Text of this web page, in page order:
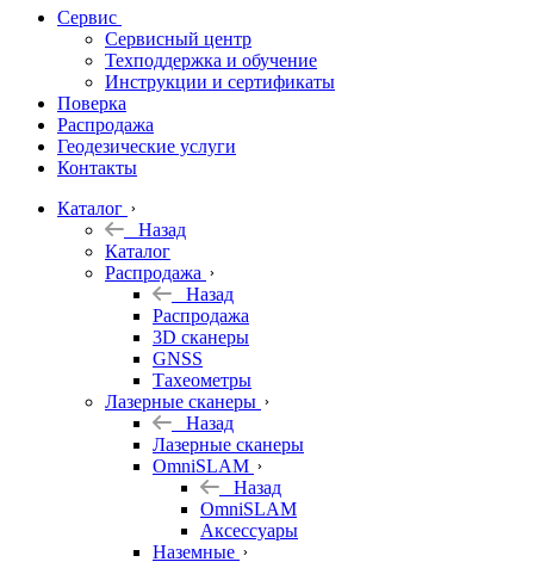
Софт
Георадары
Акции
Гидрография
Подбор
оборудования
по задачам
Архив
Геодезическое
оборудование
Сервис
Сервисный центр
Техподдержка и обучение
Инструкции и сертификаты
Поверка
Распродажа
Геодезические услуги
Контакты
Каталог
Назад
Каталог
Распродажа
Назад
Распродажа
3D сканеры
GNSS
Тахеометры
Лазерные сканеры
Назад
Лазерные сканеры
OmniSLAM
Назад
OmniSLAM
Аксессуары
Наземные